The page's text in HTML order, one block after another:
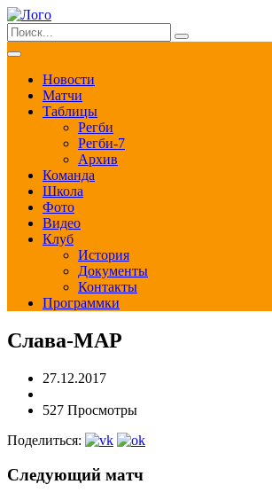
Новости
Матчи
Таблицы
Регби
Регби-7
Архив
Команда
Школа
Фото
Видео
Клуб
История
Документы
Контакты
Программки
Слава-МАР
27.12.2017
527 Просмотры
Поделиться:
Следующий матч